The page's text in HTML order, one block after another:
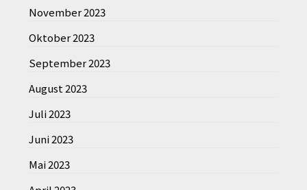
November 2023
Oktober 2023
September 2023
August 2023
Juli 2023
Juni 2023
Mai 2023